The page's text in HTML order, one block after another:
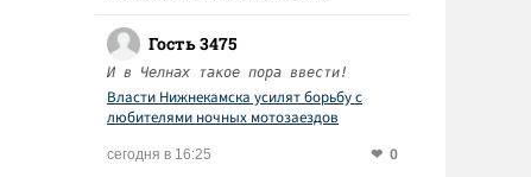
Гость 3475
И в Челнах такое пора ввести!
Власти Нижнекамска усилят борьбу с
любителями ночных мотозаездов
сегодня в 16:25 0